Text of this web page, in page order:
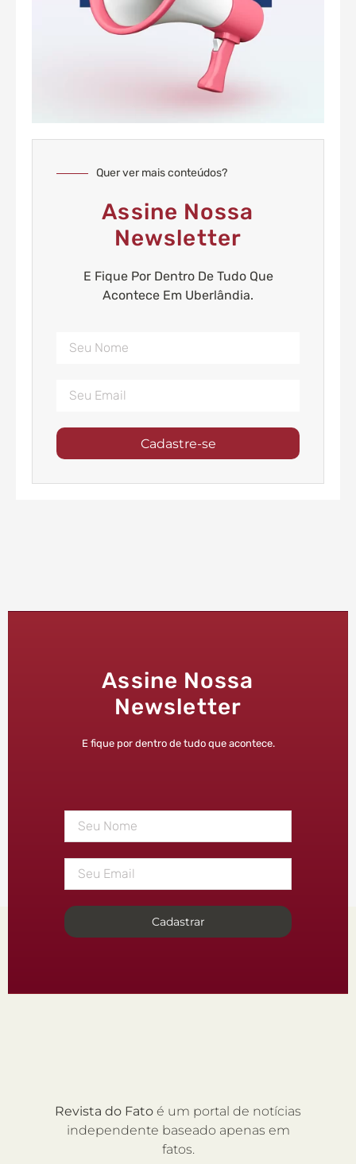
Quer ver mais conteúdos?
Assine Nossa
Newsletter
E Fique Por Dentro De Tudo Que
Acontece Em Uberlândia.
Cadastre-se
Assine Nossa
Newsletter
E fique por dentro de tudo que acontece.
Cadastrar
Revista do Fato é um portal de notícias
independente baseado apenas em
fatos.